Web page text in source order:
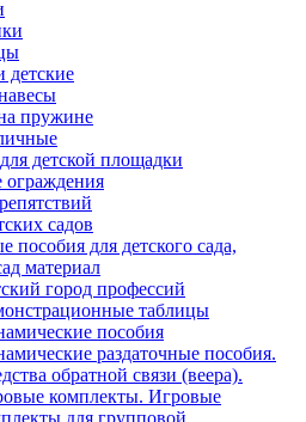
детские
пружине
детской площадки
ограждения
садов
пособия для детского сада,
материал
город профессий
таблицы
пособия
раздаточные пособия.
обратной связи (веера).
комплекты. Игровые